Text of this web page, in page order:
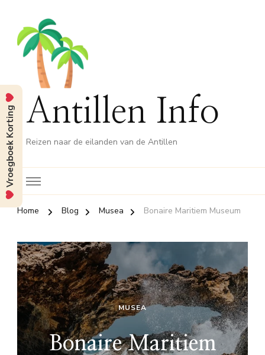
Antillen Info
Reizen naar de eilanden van de Antillen
Home Blog Musea Bonaire Maritiem Museum
MUSEA
Bonaire Maritiem
Vroegboek Korting